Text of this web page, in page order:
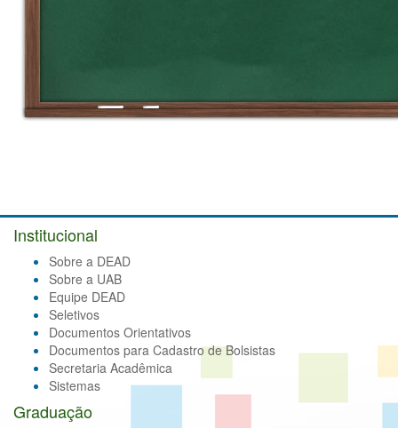
Institucional
Sobre a DEAD
Sobre a UAB
Equipe DEAD
Seletivos
Documentos Orientativos
Documentos para Cadastro de Bolsistas
Secretaria Acadêmica
Sistemas
Graduação